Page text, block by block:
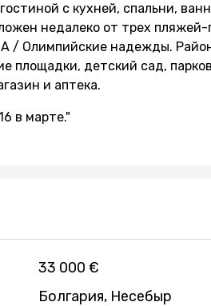
с кухней, спальни,
недалеко от трех
/ Олимпийские надежды.
площадки, детский сад,
и аптека.
в марте."
33 000 €
Болгария, Несебыр